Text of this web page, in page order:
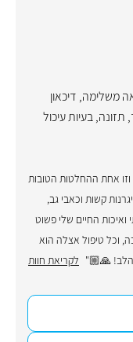
משלימה, דיכאון
, תזונה,בעיות עיכול
וזו אחת ההחלטות הטובות
קשות וכאבי גב,
ואיכות החיים שלי פשוט
וכל טיפול אצלה הוא
הלב! 🙏🏼" לקריאת חוות